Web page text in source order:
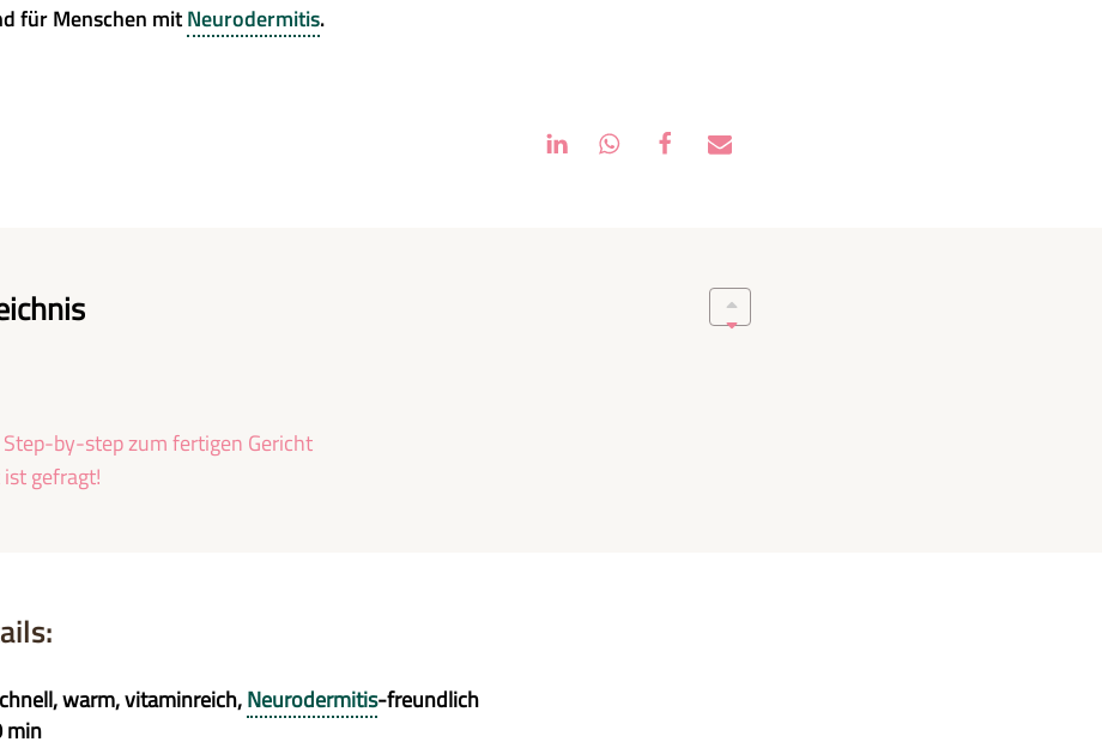
für Menschen mitNeurodermitis.
by-step zum fertigen Gericht
gefragt!
warm, vitaminreich,Neurodermitis-freundlich
min